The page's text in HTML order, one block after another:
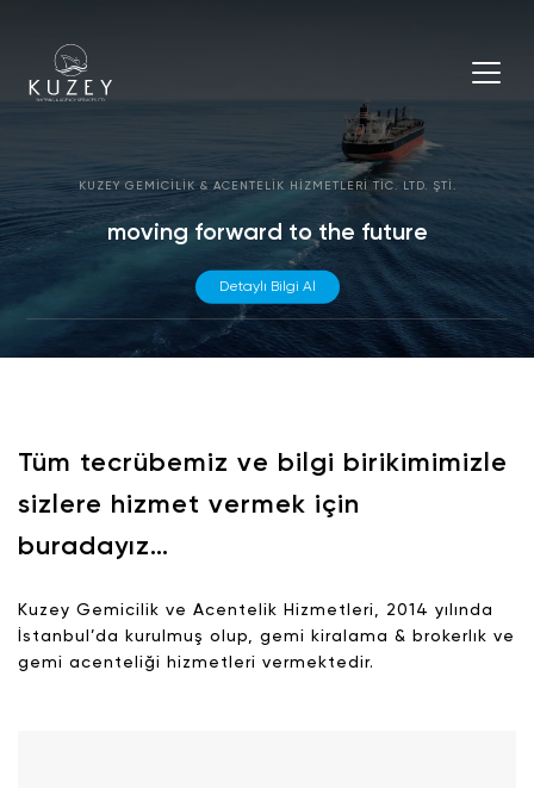
KUZEY GEMİCİLİK & ACENTELİK HİZMETLERİ TİC. LTD. ŞTİ.
moving forward to the future
Detaylı Bilgi Al
Tüm tecrübemiz ve bilgi birikimimizle
sizlere hizmet vermek için
buradayız…
Kuzey Gemicilik ve Acentelik Hizmetleri, 2014 yılında
İstanbul’da kurulmuş olup, gemi kiralama & brokerlık ve
gemi acenteliği hizmetleri vermektedir.